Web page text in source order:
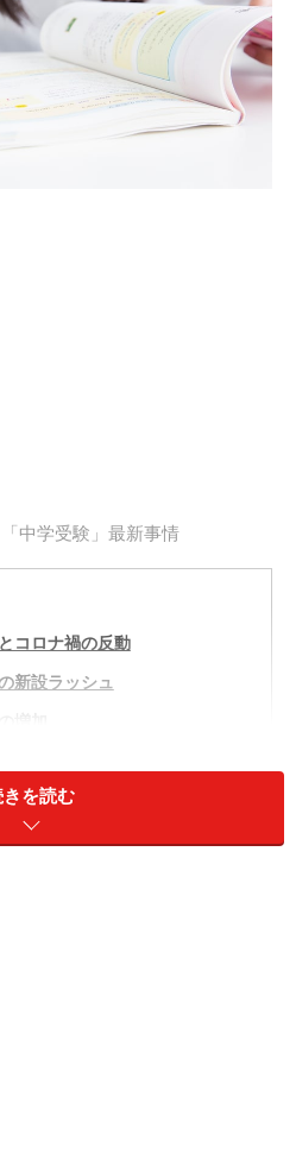
中学受験」最新事情
コロナ禍の反動
新設ラッシュ
層の増加
を読む